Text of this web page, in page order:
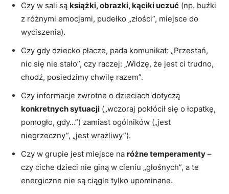
Czy w sali są książki, obrazki, kąciki uczuć (np. buźki
z różnymi emocjami, pudełko „złości”, miejsce do
wyciszenia).
Czy gdy dziecko płacze, pada komunikat: „Przestań,
nic się nie stało”, czy raczej: „Widzę, że jest ci trudno,
chodź, posiedzimy chwilę razem”.
Czy informacje zwrotne o dzieciach dotyczą
konkretnych sytuacji („wczoraj pokłócił się o łopatkę,
pomogło, gdy…”) zamiast ogólników („jest
niegrzeczny”, „jest wrażliwy”).
Czy w grupie jest miejsce na różne temperamenty –
czy ciche dzieci nie giną w cieniu „głośnych”, a te
energiczne nie są ciągle tylko upominane.